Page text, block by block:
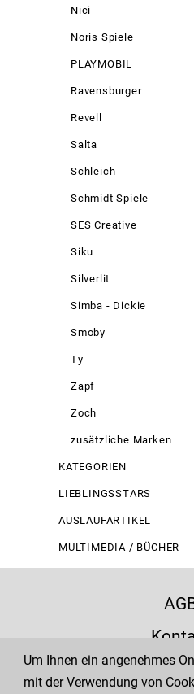
Um Ihnen ein angenehmes
mit der Verwendung von
Nici
Noris Spiele
PLAYMOBIL
Ravensburger
Revell
Salta
Schleich
Schmidt Spiele
SES Creative
Siku
Silverlit
Simba - Dickie
Smoby
Ty
Zapf
Zoch
zusätzliche Marken
KATEGORIEN
LIEBLINGSSTARS
AUSLAUFARTIKEL
MULTIMEDIA / BÜCHER